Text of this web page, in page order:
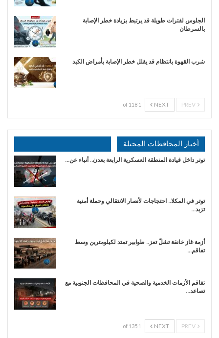
الجلوس لفترات طويلة قد يرتبط بزيادة خطر الإصابة
بالسرطان
شرب القهوة بانتظام قد يقلل خطر الإصابة بأمراض الكبد
NEXT
1 of 118
أخبار المحافظات المحتلة
توتر داخل قيادة المنطقة العسكرية الرابعة بعدن.. أنباء عن…
توتر في المكلا.. احتجاجات لأنصار الانتقالي وحملة أمنية
تزيد…
أزمة غاز خانقة تشلّ تعز.. طوابير تمتد لكيلومترين وسط
تفاقم…
تفاقم الأزمات الخدمية والصحية في المحافظات الجنوبية مع
تصاعد…
NEXT
1 of 135